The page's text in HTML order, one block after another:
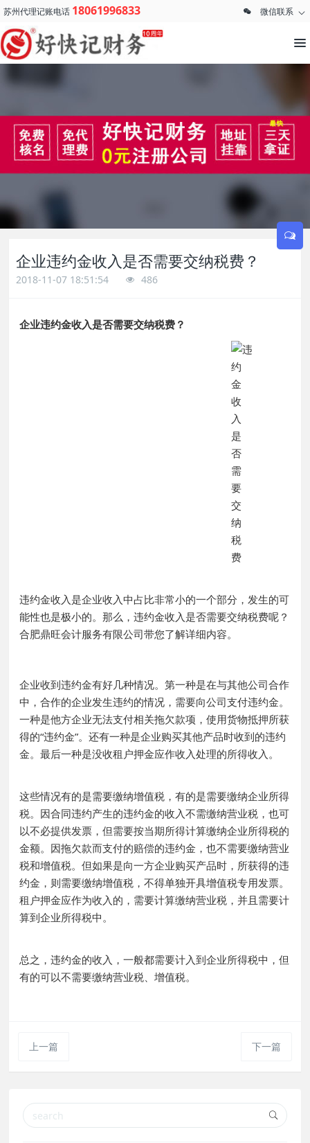
苏州代理记账电话 18061996833 微信联系
企业违约金收入是否需要交纳税费？
2018-11-07 18:51:54 486
企业违约金收入是否需要交纳税费？
违约金收入是企业收入中占比非常小的一个部分，发生的可
能性也是极小的。那么，违约金收入是否需要交纳税费呢？
合肥鼎旺会计服务有限公司带您了解详细内容。
企业收到违约金有好几种情况。第一种是在与其他公司合作
中，合作的企业发生违约的情况，需要向公司支付违约金。
一种是他方企业无法支付相关拖欠款项，使用货物抵押所获
得的“违约金”。还有一种是企业购买其他产品时收到的违约
金。最后一种是没收租户押金应作收入处理的所得收入。
这些情况有的是需要缴纳增值税，有的是需要缴纳企业所得
税。因合同违约产生的违约金的收入不需缴纳营业税，也可
以不必提供发票，但需要按当期所得计算缴纳企业所得税的
金额。因拖欠款而支付的赔偿的违约金，也不需要缴纳营业
税和增值税。但如果是向一方企业购买产品时，所获得的违
约金，则需要缴纳增值税，不得单独开具增值税专用发票。
租户押金应作为收入的，需要计算缴纳营业税，并且需要计
算到企业所得税中。
总之，违约金的收入，一般都需要计入到企业所得税中，但
有的可以不需要缴纳营业税、增值税。
上一篇 下一篇